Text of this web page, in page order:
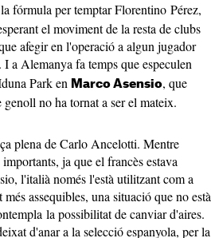
fórmula per temptar Florentino Pérez,
el moviment de la resta de clubs
afegir en l'operació a algun jugador
. I a Alemanya fa temps que especulen
Park en Marco Asensio, que
no ha tornat a ser el mateix.
plena de Carlo Ancelotti. Mentre
ja que el francès estava
l'italià només l'està utilitzant com a
assequibles, una situació que no està
la possibilitat de canviar d'aires.
d'anar a la selecció espanyola, per la